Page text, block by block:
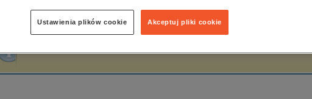
popularno-naukowe
historia
Akceptuj pliki cookie
Ustawienia plików cookie